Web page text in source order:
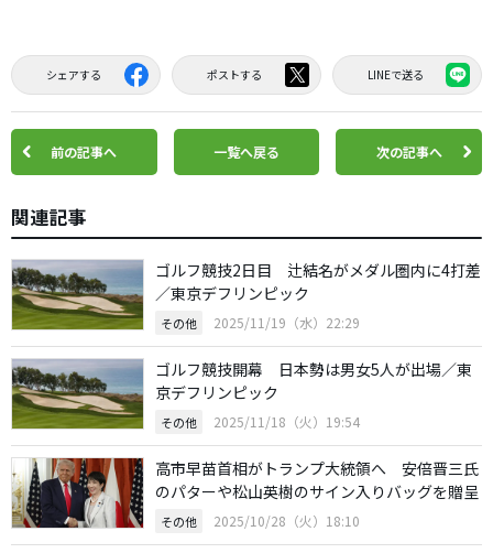
シェアする ポストする LINEで送る
前の記事へ 一覧へ戻る 次の記事へ
関連記事
ゴルフ競技2日目 辻結名がメダル圏内に4打差
／東京デフリンピック
その他 2025/11/19（水）22:29
ゴルフ競技開幕 日本勢は男女5人が出場／東
京デフリンピック
その他 2025/11/18（火）19:54
高市早苗首相がトランプ大統領へ 安倍晋三氏
のパターや松山英樹のサイン入りバッグを贈呈
その他 2025/10/28（火）18:10